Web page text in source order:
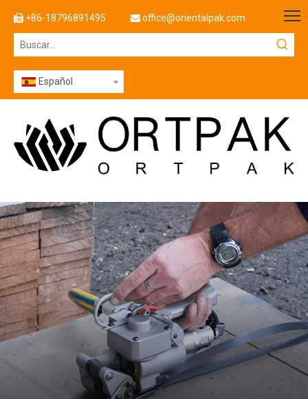
 +86-18796891495  office@orientalpak.com
Español